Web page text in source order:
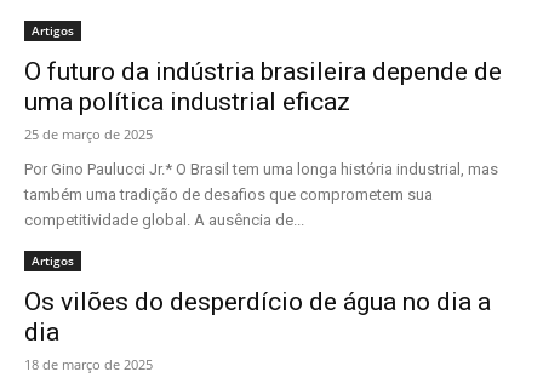
Artigos
O futuro da indústria brasileira depende de
uma política industrial eficaz
25 de março de 2025
Por Gino Paulucci Jr.* O Brasil tem uma longa história industrial, mas
também uma tradição de desafios que comprometem sua
competitividade global. A ausência de...
Artigos
Os vilões do desperdício de água no dia a
dia
18 de março de 2025